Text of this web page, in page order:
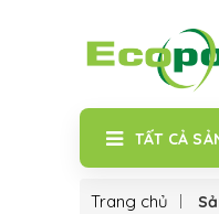
TẤT CẢ
Trang chủ